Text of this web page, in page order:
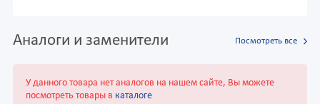
Аналоги и заменители Посмотреть все
У данного товара нет аналогов на нашем сайте, Вы можете
посмотреть товары в каталоге